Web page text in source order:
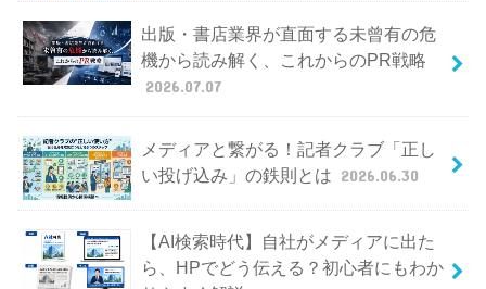
出版・書店業界が直面する未曾有の危
機から読み解く、これからのPR戦略
2026.07.07
メディアと繋がる！記者クラブ「正し
い投げ込み」の鉄則とは 2026.06.30
【AI検索時代】自社がメディアに出た
ら、HPでどう伝える？初心者にもわか